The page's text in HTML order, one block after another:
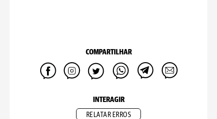
COMPARTILHAR
INTERAGIR
RELATAR ERROS